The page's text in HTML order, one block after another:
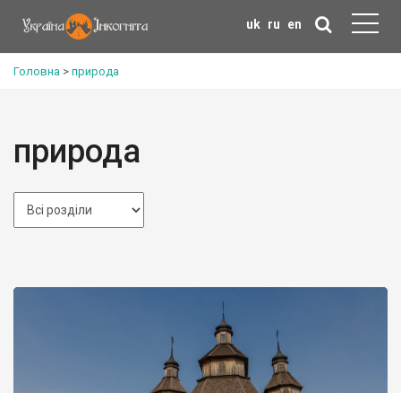
uk ru en
Головна > природа
природа